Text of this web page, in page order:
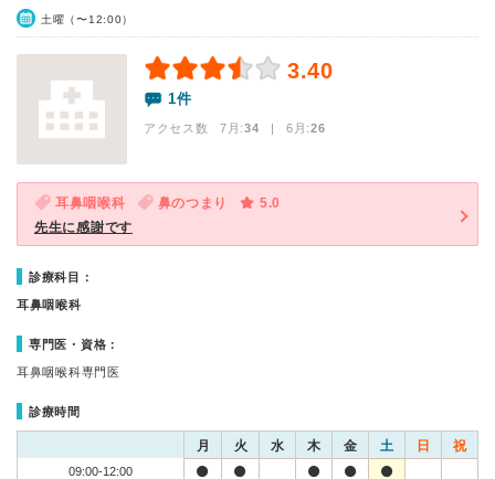
土曜（〜12:00）
3.40
1件
アクセス数 7月:34 | 6月:26
耳鼻咽喉科 鼻のつまり
5.0
先生に感謝です
診療科目：
耳鼻咽喉科
専門医・資格：
耳鼻咽喉科専門医
診療時間
月 火 水 木 金 土 日 祝
09:00-12:00